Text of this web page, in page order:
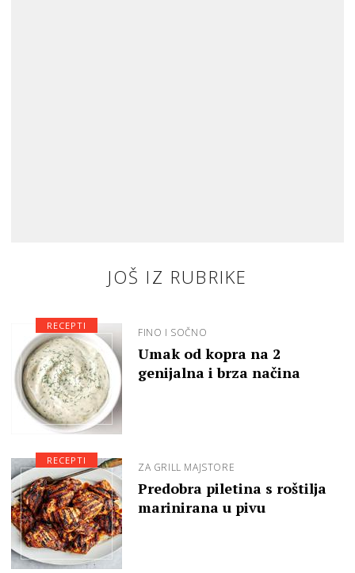
JOŠ IZ RUBRIKE
FINO I SOČNO
Umak od kopra na 2
genijalna i brza načina
RECEPTI
ZA GRILL MAJSTORE
Predobra piletina s roštilja
marinirana u pivu
RECEPTI